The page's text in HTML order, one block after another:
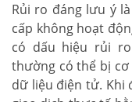
Rủi ro đáng lưu ý
cấp không hoạt
có dấu hiệu rủi
thường có thể bị
dữ liệu điện tử. Khi